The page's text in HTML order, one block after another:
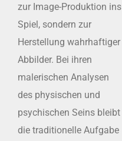
zur Image-Produktion ins
Spiel, sondern zur
Herstellung wahrhaftiger
Abbilder. Bei ihren
malerischen Analysen
des physischen und
psychischen Seins bleibt
die traditionelle Aufgabe
nimmt und zugleich gibt,
wird auf überzeugende
Weise den Modellen
gerecht: Denn die
Qualität dieser aktuellen
Bilder von Menschen
zeigt sich nicht nur
daran, dass sie anderen